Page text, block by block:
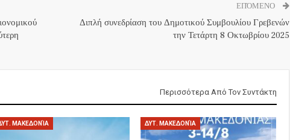
ΕΠΌΜΕΝΟ
Διπλή συνεδρίαση του Δημοτικού Συμβουλίου Γρεβενών
την Τετάρτη 8 Οκτωβρίου 2025
Περισσότερα Από Τον Συντάκτη
ΜΑΚΕΔΟΝΊΑ ΔΥΤ. ΜΑΚΕΔΟΝΊΑ